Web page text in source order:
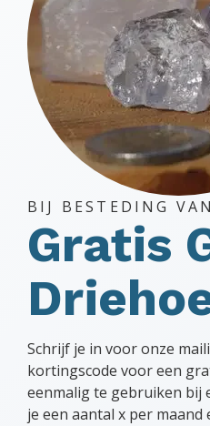
BIJ BESTEDING
Gratis
Schrijf je in voor onze
kortingscode voor een
eenmalig te gebruiken bij
je een aantal x per maand